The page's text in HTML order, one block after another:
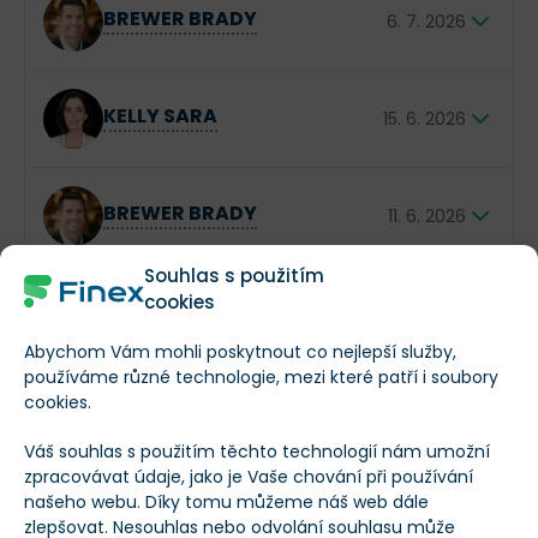
Souhlas s použitím
cookies
Abychom Vám mohli poskytnout co nejlepší služby,
používáme různé technologie, mezi které patří i soubory
cookies.
Váš souhlas s použitím těchto technologií nám umožní
zpracovávat údaje, jako je Vaše chování při používání
našeho webu. Díky tomu můžeme náš web dále
zlepšovat. Nesouhlas nebo odvolání souhlasu může
pozastaveným výhledem na rok 2025 , což
dává vedení prostor pro
stabilizovat.
Směr obchodu Typ insidera
BREWER BRADY 6. 7. 2026
Generální ředitel Starbucks
International
$XX XXX
KELLY SARA 15. 6. 2026
Novinářka a televizní moderátorka
$XX XXX
BREWER BRADY 11. 6. 2026
Generální ředitel Starbucks
InternationalBREWER BRADY
Generální ředitel Starbucks
International
Americký kongresman
$XX XXX
Předchozí Další